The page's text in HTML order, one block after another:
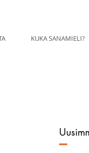
KUKA SANAMIELI?
–